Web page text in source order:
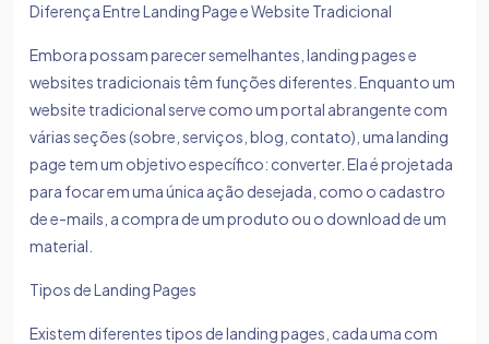
Diferença Entre Landing Page e Website Tradicional
Embora possam parecer semelhantes, landing pages e
websites tradicionais têm funções diferentes. Enquanto um
website tradicional serve como um portal abrangente com
várias seções (sobre, serviços, blog, contato), uma landing
page tem um objetivo específico: converter. Ela é projetada
para focar em uma única ação desejada, como o cadastro
de e-mails, a compra de um produto ou o download de um
material.
Tipos de Landing Pages
Existem diferentes tipos de landing pages, cada uma com